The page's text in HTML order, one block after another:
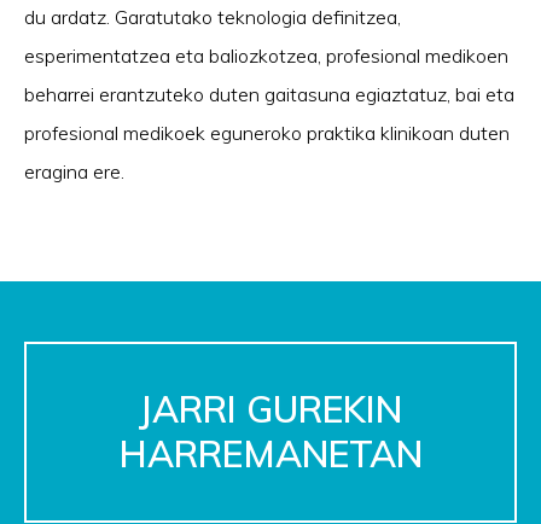
du ardatz. Garatutako teknologia definitzea,
esperimentatzea eta baliozkotzea, profesional medikoen
beharrei erantzuteko duten gaitasuna egiaztatuz, bai eta
profesional medikoek eguneroko praktika klinikoan duten
eragina ere.
JARRI GUREKIN
HARREMANETAN